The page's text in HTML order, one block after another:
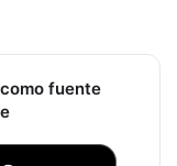
fuente